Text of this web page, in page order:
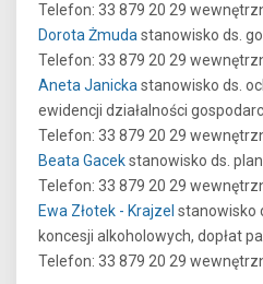
Telefon: 33 879 20 29
Dorota Żmuda stanowisko ds.
Telefon: 33 879 20 29
Aneta Janicka stanowisko ds.
ewidencji działalności
Telefon: 33 879 20 29
Beata Gacekstanowisko ds.
Telefon: 33 879 20 29
Ewa Złotek - Krajzel stanowisko
koncesji alkoholowych, dopłat
Telefon: 33 879 20 29